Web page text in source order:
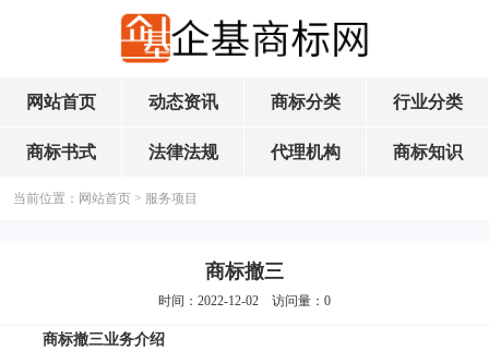
网站首页 动态资讯 商标分类 行业分类
商标书式 法律法规 代理机构 商标知识
当前位置： 网站首页 > 服务项目
商标撤三
时间：2022-12-02 访问量： 0
商标撤三业务介绍